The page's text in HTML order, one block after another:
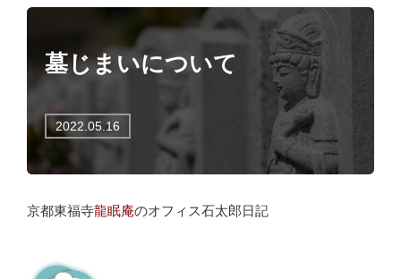
墓じまいについて
2022.05.16
京都東福寺龍眠庵のオフィス石太郎日記